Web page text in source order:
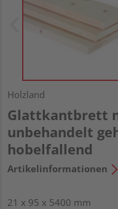
Holzland
Glattkantbrett
unbehandelt
hobelfallend
Artikelinformationen
21 x 95 x 5400 mm